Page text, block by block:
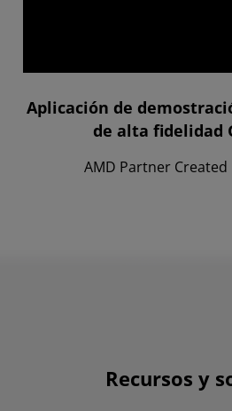
Aplicación de
de alta fidelidad
AMD Partner Created
Recursos y